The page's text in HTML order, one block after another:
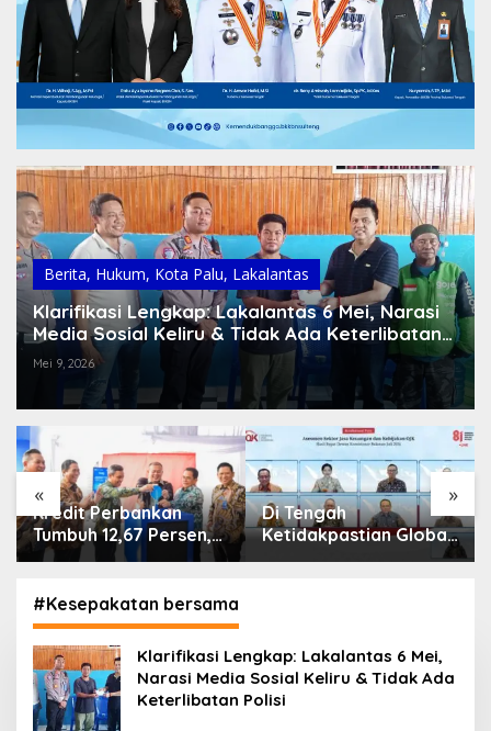
Berita, Hukum, Kota Palu, Lakalantas
Klarifikasi Lengkap: Lakalantas 6 Mei, Narasi
Media Sosial Keliru & Tidak Ada Keterlibatan
Polisi
Mei 9, 2026
« »
Di Tengah
Ketidakpastian Global,
OJK Pastikan
Keuangan Tetap
Terjaga
IHSG Menguat, Jumlah
Investor Pasar Modal
Tembus 30 Juta per
#Kesepakatan bersama
Klarifikasi Lengkap: Lakalantas 6 Mei,
Narasi Media Sosial Keliru & Tidak Ada
Keterlibatan Polisi